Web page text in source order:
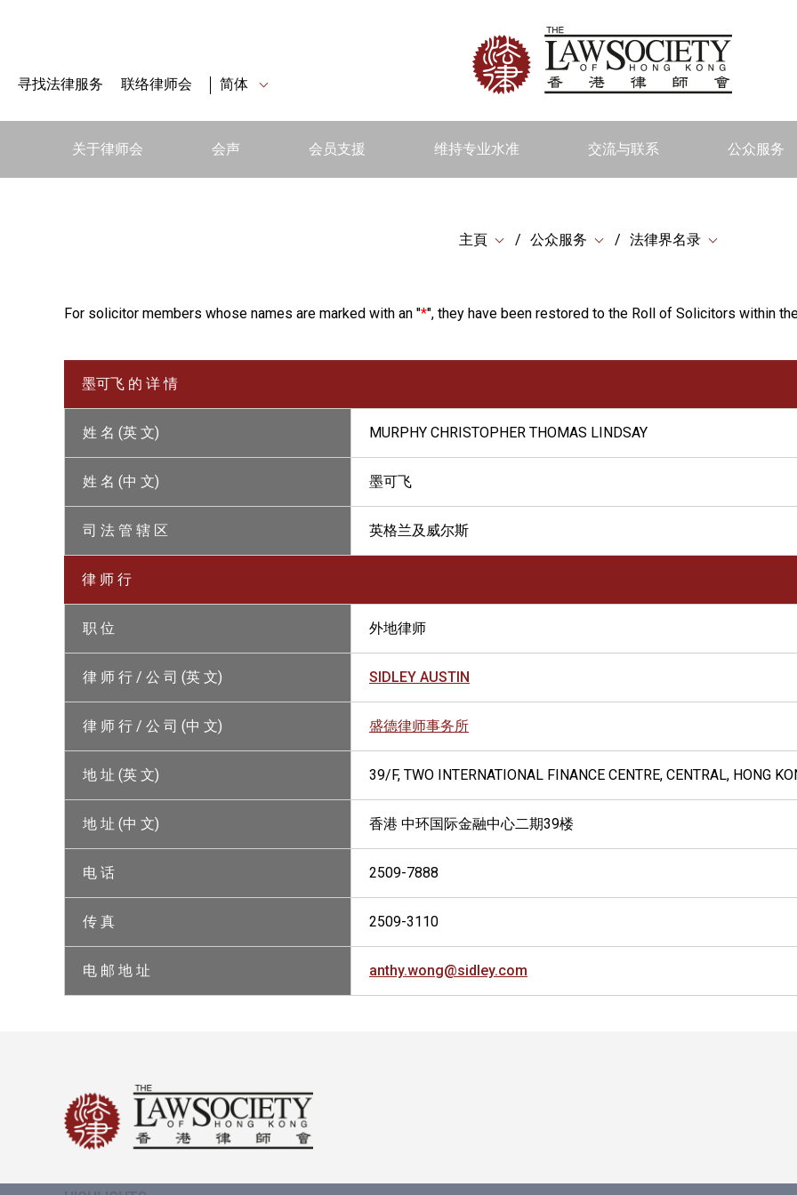
寻找法律服务 联络律师会 简体
关于律师会 会声 会员支援 维持专业水准 交流与联系 公众服务
主頁 公众服务 法律界名录
For solicitor members whose names are marked with an "*", they have been restored to the Roll of Solicitors within
墨可飞 的 详 情
姓 名 (英 文) MURPHY CHRISTOPHER THOMAS LINDSAY
姓 名 (中 文) 墨可飞
司 法 管 辖 区 英格兰及威尔斯
律 师 行
职 位 外地律师
律 师 行 / 公 司 (英 文) SIDLEY AUSTIN
律 师 行 / 公 司 (中 文) 盛德律师事务所
地 址 (英 文) 39/F, TWO INTERNATIONAL FINANCE CENTRE, CENTRAL, HONG
地 址 (中 文) 香港 中环国际金融中心二期39楼
电 话 2509-7888
传 真 2509-3110
电 邮 地 址 anthy.wong@sidley.com